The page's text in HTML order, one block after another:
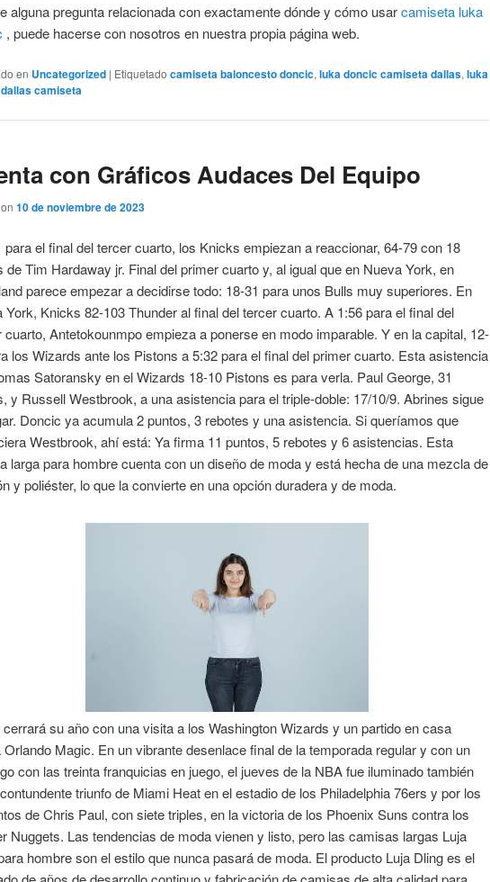
alguna pregunta relacionada con exactamente dónde y cómo usarcamiseta luka
, puede hacerse con nosotros en nuestra propia página web.
en Uncategorized | Etiquetado camiseta baloncesto doncic, luka doncic camiseta dallas, luka
camiseta
con Gráficos Audaces Del Equipo
10 de noviembre de 2023
para el final del tercer cuarto, los Knicks empiezan a reaccionar, 64-79 con 18
de Tim Hardaway jr. Final del primer cuarto y, al igual que en Nueva York, en
parece empezar a decidirse todo: 18-31 para unos Bulls muy superiores. En
York, Knicks 82-103 Thunder al final del tercer cuarto. A 1:56 para el final del
cuarto, Antetokounmpo empieza a ponerse en modo imparable. Y en la capital, 12-
los Wizards ante los Pistons a 5:32 para el final del primer cuarto. Esta asistencia
Satoransky en el Wizards 18-10 Pistons es para verla. Paul George, 31
y Russell Westbrook, a una asistencia para el triple-doble: 17/10/9. Abrines sigue
Doncic ya acumula 2 puntos, 3 rebotes y una asistencia. Si queríamos que
Westbrook, ahí está: Ya firma 11 puntos, 5 rebotes y 6 asistencias. Esta
larga para hombre cuenta con un diseño de moda y está hecha de una mezcla de
y poliéster, lo que la convierte en una opción duradera y de moda.
su año con una visita a los Washington Wizards y un partido en casa
Orlando Magic. En un vibrante desenlace final de la temporada regular y con un
con las treinta franquicias en juego, el jueves de la NBA fue iluminado también
triunfo de Miami Heat en el estadio de los Philadelphia 76ers y por los
de Chris Paul, con siete triples, en la victoria de los Phoenix Suns contra los
Nuggets. Las tendencias de moda vienen y listo, pero las camisas largas Luja
hombre son el estilo que nunca pasará de moda. El producto Luja Dling es el